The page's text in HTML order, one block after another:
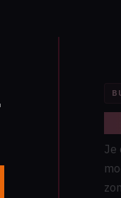
Je